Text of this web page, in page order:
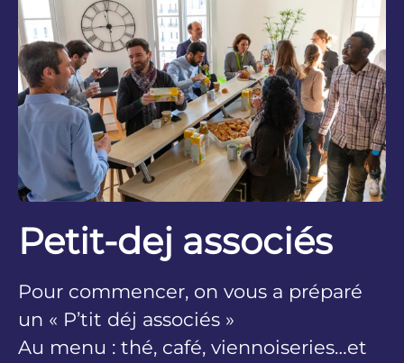
Petit-dej associés
Pour commencer, on vous a préparé
un « P’tit déj associés »
Au menu : thé, café, viennoiseries…et